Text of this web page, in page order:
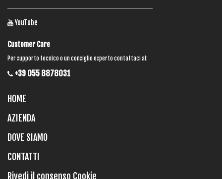
YouTube
Customer Care
Per supporto tecnico o un consiglio esperto contattaci al:
+39 055 8878031
HOME
AZIENDA
DOVE SIAMO
CONTATTI
Rivedi il consenso Cookie